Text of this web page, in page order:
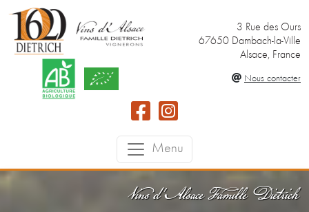
3 Rue des Ours
67650 Dambach-la-Ville
Alsace, France
Nous contacter
Menu
Vins d'Alsace Famille Dietrich